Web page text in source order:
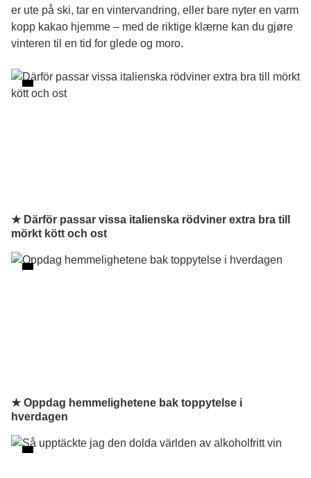
er ute på ski, tar en vintervandring, eller bare nyter en varm
kopp kakao hjemme – med de riktige klærne kan du gjøre
vinteren til en tid for glede og moro.
★ Därför passar vissa italienska rödviner extra bra till
mörkt kött och ost
★ Oppdag hemmelighetene bak toppytelse i
hverdagen